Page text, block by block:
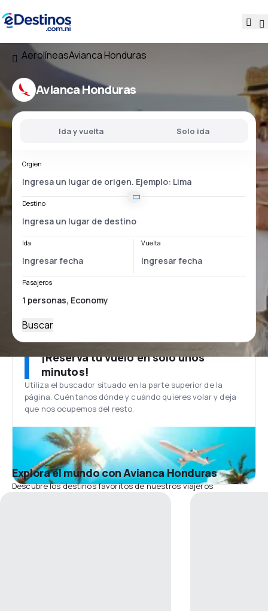
AerolíneasAvianca Honduras
Avianca Honduras
Ida y vuelta Solo ida
Orgien
Destino
Ida Vuelta
Pasajeros
Buscar
¡Reserva tu vuelo en solo unos
minutos!
Utiliza el buscador situado en la parte superior de la
página. Cuéntanos dónde y cuándo quieres volar y deja
que nos ocupemos del resto.
Explora el mundo con Avianca Honduras
Descubre los destinos favoritos de nuestros viajeros